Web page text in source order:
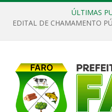
ÚLTIMAS